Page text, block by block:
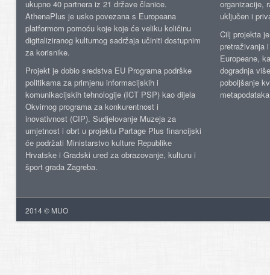
ukupno 40 partnera iz 21 države članice.
AthenaPlus je usko povezana s Europeana
platformom pomoću koje koje će veliku količinu
digitaliziranog kulturnog sadržaja učiniti dostupnim
za korisnike.
Projekt je dobio sredstva EU Programa podrške
politikama za primjenu informacijskih i
komunikacijskih tehnologije (ICT PSP) kao dijela
Okvirnog programa za konkurentnost i
inovativnost (CIP). Sudjelovanje Muzeja za
umjetnost i obrt u projektu Partage Plus financijski
će podržati Ministarstvo kulture Republike
Hrvatske i Gradski ured za obrazovanje, kulturu i
šport grada Zagreba.
organizacije,
uključen i
Cilj projekta
pretraživanja
Europeane,
dogradnja
poboljšanje
2014 © MUO